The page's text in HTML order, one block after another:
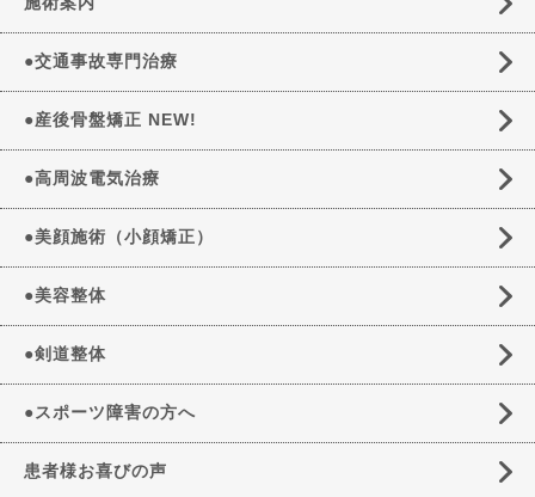
●交通事故専門治療
●産後骨盤矯正 NEW!
●高周波電気治療
●美顔施術（小顔矯正）
●美容整体
●剣道整体
●スポーツ障害の方へ
患者様お喜びの声